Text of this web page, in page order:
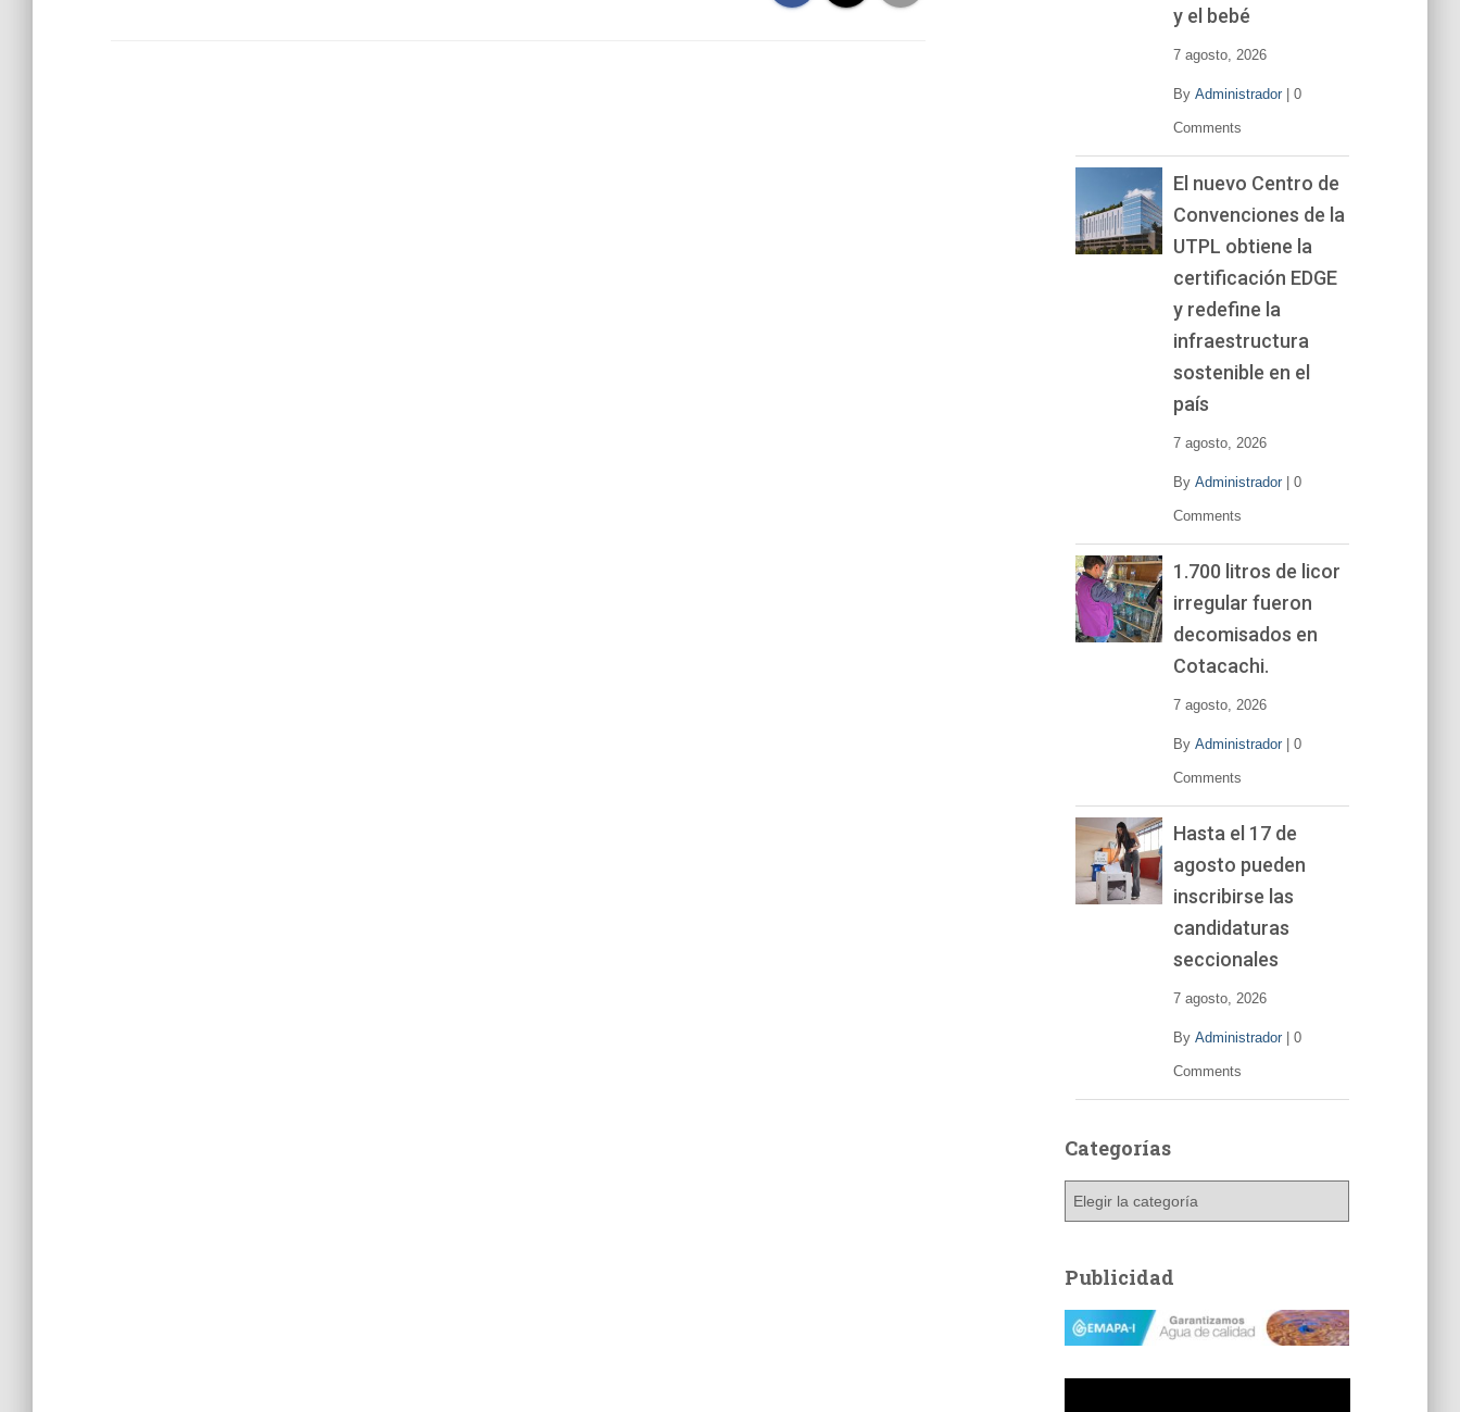
y el bebé
7 agosto, 2026
By Administrador| 0
Comments
El nuevo Centro de
Convenciones de la
UTPL obtiene la
certificación EDGE
y redefine la
infraestructura
sostenible en el
país
7 agosto, 2026
By Administrador| 0
Comments
1.700 litros de licor
irregular fueron
decomisados en
Cotacachi.
7 agosto, 2026
By Administrador| 0
Comments
Hasta el 17 de
agosto pueden
inscribirse las
candidaturas
seccionales
7 agosto, 2026
By Administrador| 0
Comments
Categorías
g
o
a
Publicidad